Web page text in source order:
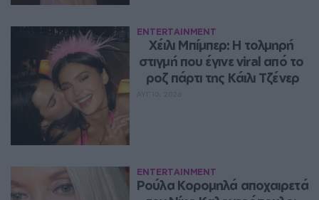
ENTERTAINMENT
Χέιλι Μπίμπερ: Η τολμηρή
στιγμή που έγινε viral από το
ροζ πάρτι της Κάιλι Τζένερ
ENTERTAINMENT
Ρούλα Κορομηλά αποχαιρετά